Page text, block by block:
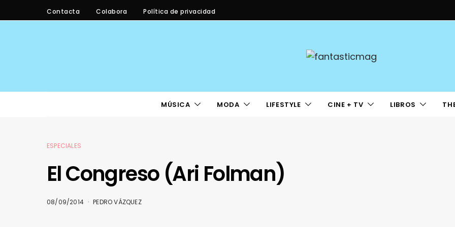
Contacta Colabora Política de privacidad
MÚSICA MODA LIFESTYLE CINE + TV LIBROS
ESPECIALES
El Congreso (Ari Folman)
08/09/2014 PEDRO VÁZQUEZ